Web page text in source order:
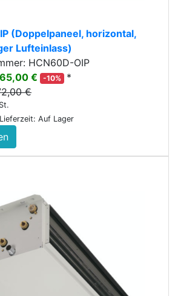
(Doppelpaneel, horizontal,
Lufteinlass)
HCN60D-OIP
€
-10%
*
€
Lieferzeit: Auf Lager